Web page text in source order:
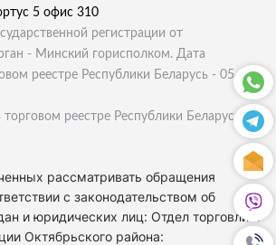
5 офис 310
регистрации от
- Минский горисполком. Дата
реестре Республики Беларусь - 05
реестре Республики Беларусь
рассматривать обращения
с законодательством об
и юридических лиц: Отдел торговли и
Октябрьского района: